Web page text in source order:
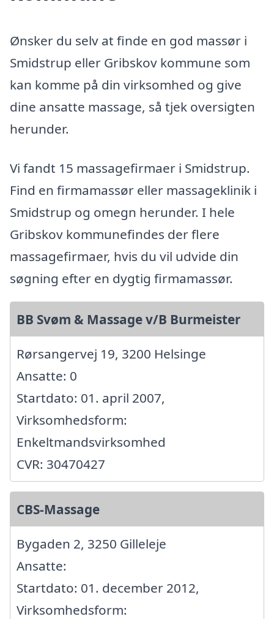
Ønsker du selv at finde en god massør i
Smidstrup eller Gribskov kommune som
kan komme på din virksomhed og give
dine ansatte massage, så tjek oversigten
herunder.
Vi fandt 15 massagefirmaer i Smidstrup.
Find en firmamassør eller massageklinik i
Smidstrup og omegn herunder. I hele
Gribskov kommunefindes der flere
massagefirmaer, hvis du vil udvide din
søgning efter en dygtig firmamassør.
BB Svøm & Massage v/B Burmeister
Rørsangervej 19, 3200 Helsinge
Ansatte: 0
Startdato: 01. april 2007,
Virksomhedsform:
Enkeltmandsvirksomhed
CVR: 30470427
CBS-Massage
Bygaden 2, 3250 Gilleleje
Ansatte:
Startdato: 01. december 2012,
Virksomhedsform: